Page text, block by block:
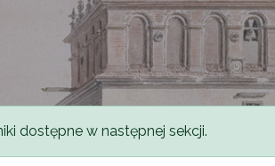
dostępne w następnej sekcji.